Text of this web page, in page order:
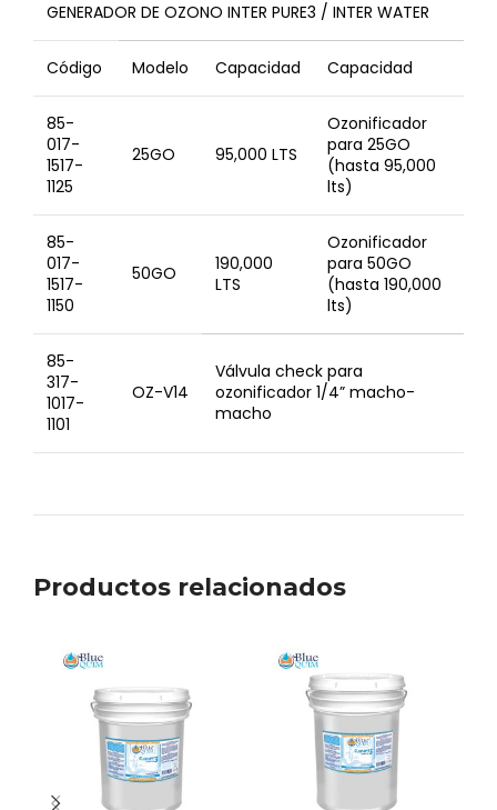
GENERADOR DE OZONO INTER PURE3 / INTER WATER
Código Modelo Capacidad Capacidad
85-
017-
1517-
1125
25GO 95,000 LTS
Ozonificador
para 25GO
(hasta 95,000
lts)
85-
017-
1517-
1150
50GO
190,000
LTS
Ozonificador
para 50GO
(hasta 190,000
lts)
85-
317-
1017-
1101
OZ-V14
Válvula check para
ozonificador 1/4” macho-
macho
Productos relacionados